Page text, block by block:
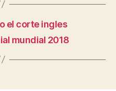
el corte ingles
mundial 2018